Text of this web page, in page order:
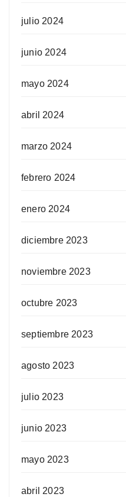
julio 2024
junio 2024
mayo 2024
abril 2024
marzo 2024
febrero 2024
enero 2024
diciembre 2023
noviembre 2023
octubre 2023
septiembre 2023
agosto 2023
julio 2023
junio 2023
mayo 2023
abril 2023